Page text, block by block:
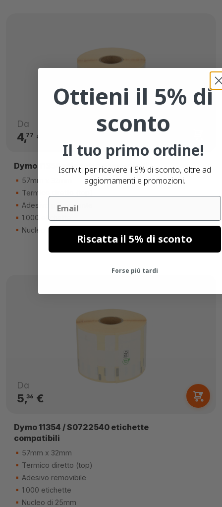
Da
4,77 €
Dymo 11354 etichette compatibili
57mm x 32mm
Termico diretto (top)
Adesivo permanente
1.000 etichette
Nucleo di 25mm
Da
5,36 €
Dymo 11354 / S0722540 etichette
compatibili
57mm x 32mm
Termico diretto (top)
Adesivo removibile
1.000 etichette
Nucleo di 25mm
Ottieni il 5% di
sconto
Il tuo primo ordine!
Iscriviti per ricevere il 5% di sconto, oltre ad
aggiornamenti e promozioni.
Email
Riscatta il 5% di sconto
Forse più tardi